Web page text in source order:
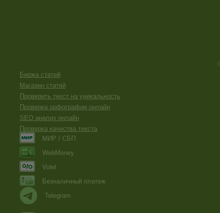
Биржа статей
Магазин статей
Проверить текст на уникальность
Проверка орфографии онлайн
SEO анализ онлайн
Проверка качества текста
МИР / СБП
WebMoney
Volet
Безналичный платеж
Telegram